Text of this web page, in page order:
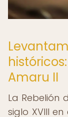
Amaru II
La Rebelión
siglo XVIII